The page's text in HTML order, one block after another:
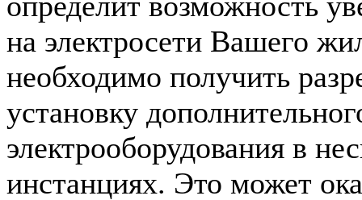
на электросети Вашего
необходимо получить
установку
электрооборудования в
инстанциях. Это может